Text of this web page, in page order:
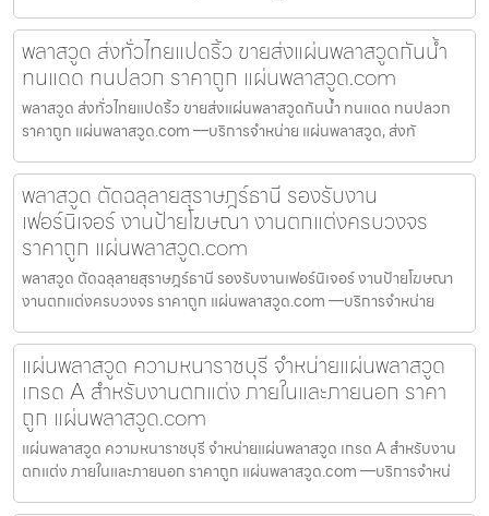
พลาสวูด ส่งทั่วไทยแปดริ้ว ขายส่งแผ่นพลาสวูดกันน้ำ
ทนแดด ทนปลวก ราคาถูก แผ่นพลาสวูด.com
พลาสวูด ส่งทั่วไทยแปดริ้ว ขายส่งแผ่นพลาสวูดกันน้ำ ทนแดด ทนปลวก
ราคาถูก แผ่นพลาสวูด.com —บริการจำหน่าย แผ่นพลาสวูด, ส่งทั
พลาสวูด ตัดฉลุลายสุราษฎร์ธานี รองรับงาน
เฟอร์นิเจอร์ งานป้ายโฆษณา งานตกแต่งครบวงจร
ราคาถูก แผ่นพลาสวูด.com
พลาสวูด ตัดฉลุลายสุราษฎร์ธานี รองรับงานเฟอร์นิเจอร์ งานป้ายโฆษณา
งานตกแต่งครบวงจร ราคาถูก แผ่นพลาสวูด.com —บริการจำหน่าย
แผ่นพลาสวูด ความหนาราชบุรี จำหน่ายแผ่นพลาสวูด
เกรด A สำหรับงานตกแต่ง ภายในและภายนอก ราคา
ถูก แผ่นพลาสวูด.com
แผ่นพลาสวูด ความหนาราชบุรี จำหน่ายแผ่นพลาสวูด เกรด A สำหรับงาน
ตกแต่ง ภายในและภายนอก ราคาถูก แผ่นพลาสวูด.com —บริการจำหน่